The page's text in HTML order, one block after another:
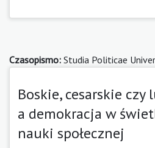
Czasopismo: Studia Politicae
Boskie, cesarskie czy
a demokracja w
nauki społecznej